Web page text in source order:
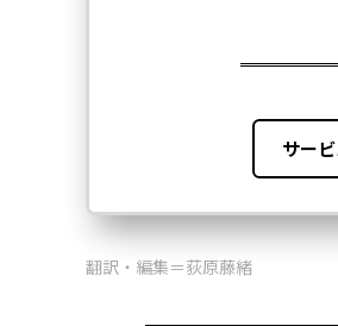
翻訳・編集＝荻原藤緒